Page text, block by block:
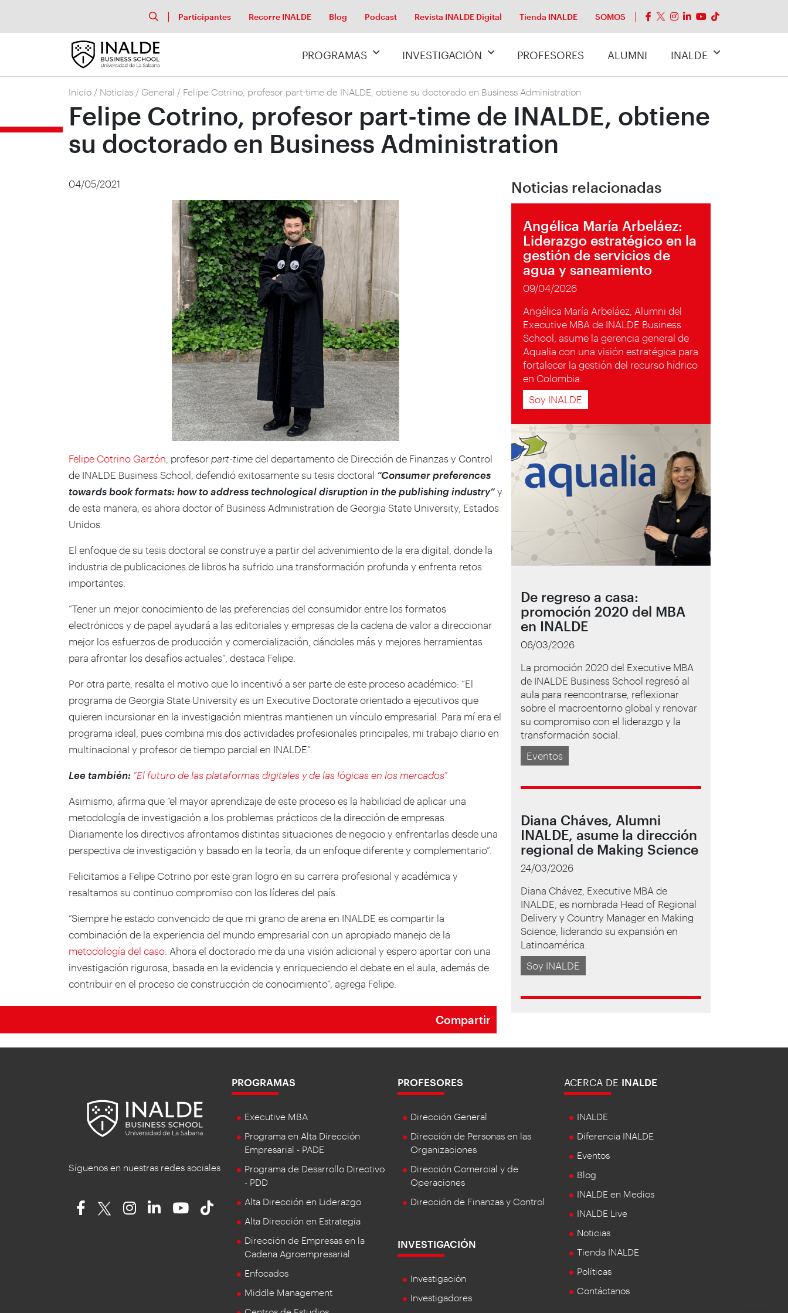
Participantes Recorre INALDE Blog Podcast Revista INALDE Digital Tienda INALDE SOMOS
PROGRAMAS INVESTIGACIÓN PROFESORES ALUMNI INALDE
Inicio / Noticias / General / Felipe Cotrino, profesor part-time de INALDE, obtiene su doctorado en Business Administration
Felipe Cotrino, profesor part-time de INALDE, obtiene
su doctorado en Business Administration
04/05/2021
Felipe Cotrino Garzón , profesor part-time del departamento de Dirección de Finanzas y Control
de INALDE Business School, defendió exitosamente su tesis doctoral “Consumer preferences
towards book formats: how to address technological disruption in the publishing industry” y
de esta manera, es ahora doctor of Business Administration de Georgia State University, Estados
Unidos.
El enfoque de su tesis doctoral se construye a partir del advenimiento de la era digital, donde la
industria de publicaciones de libros ha sufrido una transformación profunda y enfrenta retos
importantes.
“Tener un mejor conocimiento de las preferencias del consumidor entre los formatos
electrónicos y de papel ayudará a las editoriales y empresas de la cadena de valor a direccionar
mejor los esfuerzos de producción y comercialización, dándoles más y mejores herramientas
para afrontar los desafíos actuales”, destaca Felipe.
Por otra parte, resalta el motivo que lo incentivó a ser parte de este proceso académico: “El
programa de Georgia State University es un Executive Doctorate orientado a ejecutivos que
quieren incursionar en la investigación mientras mantienen un vínculo empresarial. Para mí era el
programa ideal, pues combina mis dos actividades profesionales principales, mi trabajo diario en
multinacional y profesor de tiempo parcial en INALDE”.
Lee también: “El futuro de las plataformas digitales y de las lógicas en los mercados”
Asimismo, afirma que “el mayor aprendizaje de este proceso es la habilidad de aplicar una
metodología de investigación a los problemas prácticos de la dirección de empresas.
Diariamente los directivos afrontamos distintas situaciones de negocio y enfrentarlas desde una
perspectiva de investigación y basado en la teoría, da un enfoque diferente y complementario”.
Felicitamos a Felipe Cotrino por este gran logro en su carrera profesional y académica y
resaltamos su continuo compromiso con los líderes del país.
“Siempre he estado convencido de que mi grano de arena en INALDE es compartir la
combinación de la experiencia del mundo empresarial con un apropiado manejo de la
metodología del caso . Ahora el doctorado me da una visión adicional y espero aportar con una
investigación rigurosa, basada en la evidencia y enriqueciendo el debate en el aula, además de
contribuir en el proceso de construcción de conocimiento”, agrega Felipe.
Compartir
Noticias relacionadas
Angélica María Arbeláez:
Liderazgo estratégico en la
gestión de servicios de
agua y saneamiento
09/04/2026
Angélica María Arbeláez, Alumni del
Executive MBA de INALDE Business
School, asume la gerencia general de
Aqualia con una visión estratégica para
fortalecer la gestión del recurso hídrico
en Colombia.
Soy INALDE
De regreso a casa:
promoción 2020 del MBA
en INALDE
06/03/2026
La promoción 2020 del Executive MBA
de INALDE Business School regresó al
aula para reencontrarse, reflexionar
sobre el macroentorno global y renovar
su compromiso con el liderazgo y la
transformación social.
Eventos
Diana Cháves, Alumni
INALDE, asume la dirección
regional de Making Science
24/03/2026
Diana Chávez, Executive MBA de
INALDE, es nombrada Head of Regional
Delivery y Country Manager en Making
Science, liderando su expansión en
Latinoamérica.
Soy INALDE
Síguenos en nuestras redes sociales
PROGRAMAS
Executive MBA
Programa en Alta Dirección
Empresarial - PADE
Programa de Desarrollo Directivo
- PDD
Alta Dirección en Liderazgo
Alta Dirección en Estrategia
Dirección de Empresas en la
Cadena Agroempresarial
Enfocados
Middle Management
PROFESORES
Dirección General
Dirección de Personas en las
Organizaciones
Dirección Comercial y de
Operaciones
Dirección de Finanzas y Control
INVESTIGACIÓN
Investigación
Investigadores
ACERCA DE INALDE
INALDE
Diferencia INALDE
Eventos
Blog
INALDE en Medios
INALDE Live
Noticias
Tienda INALDE
Políticas
Contáctanos